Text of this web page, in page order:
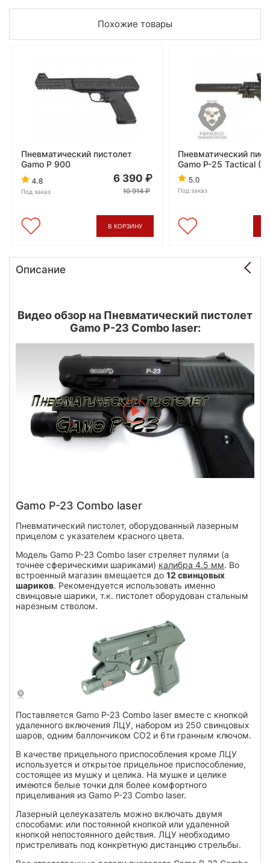
Похожие товары
Пневматический пистолет
Gamo P 900
4.8
Под заказ
6 390
10 914
В КОРЗИНУ
Пневматический
Gamo P-25 Tactical
5.0
Под заказ
Описание
Видео обзор на Пневматический пистолет
Gamo P-23 Combo laser:
Gamo P-23 Combo laser
Пневматический пистолет, оборудованный лазерным
прицелом с указателем красного цвета.
Модель Gamo P-23 Combo laser стреляет пулями (а
точнее сферическими шариками) калибра 4.5 мм. Во
встроенный магазин вмещается до 12 свинцовых
шариков. Рекомендуется использовать именно
свинцовые шарики, т.к. пистолет оборудован стальным
нарезным стволом.
Поставляется Gamo P-23 Combo laser вместе с кнопкой
удаленного включения ЛЦУ, набором из 250 свинцовых
шаров, одним баллончиком СО2 и 6ти гранным ключом.
В качестве прицельного приспособления кроме ЛЦУ
используется и открытое прицельное приспособление,
состоящее из мушку и целика. На мушке и целике
имеются белые точки для более комфортного
прицеливания из Gamo P-23 Combo laser.
Лазерный целеуказатель можно включать двумя
способами: или постоянной кнопкой или удаленной
кнопкой непостоянного действия. ЛЦУ необходимо
пристреливать под конкретную дистанцию стрельбы.